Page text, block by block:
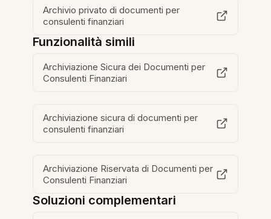
Archivio privato di documenti per
consulenti finanziari
Funzionalità simili
Archiviazione Sicura dei Documenti per
Consulenti Finanziari
Archiviazione sicura di documenti per
consulenti finanziari
Archiviazione Riservata di Documenti per
Consulenti Finanziari
Soluzioni complementari